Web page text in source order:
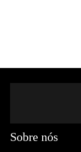
Sobre nós